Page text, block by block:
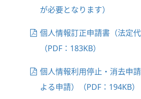
が必要となります）
個人情報訂正申請書（法定代
（PDF：183KB）
個人情報利用停止・消去申
よる申請）（PDF：194KB）